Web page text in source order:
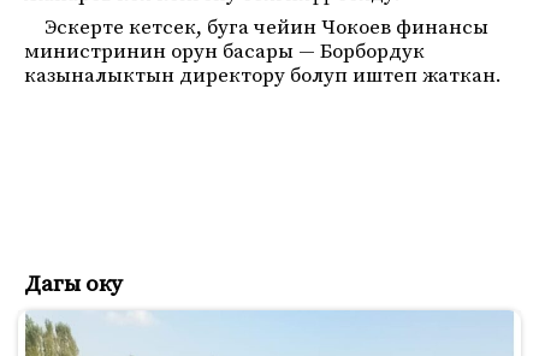
Эскерте кетсек, буга чейин Чокоев финансы
министринин орун басары — Борбордук
казыналыктын директору болуп иштеп жаткан.
Дагы оку